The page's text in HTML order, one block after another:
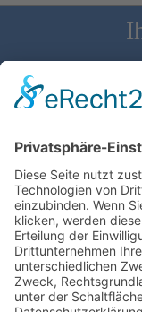
Schloss Bürgeln,
Mail:
Wir
Wir
Dieser
sammeln.
stimmen